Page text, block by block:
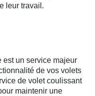
leur travail.
est un service majeur
de vos volets
de volet coulissant
maintenir une